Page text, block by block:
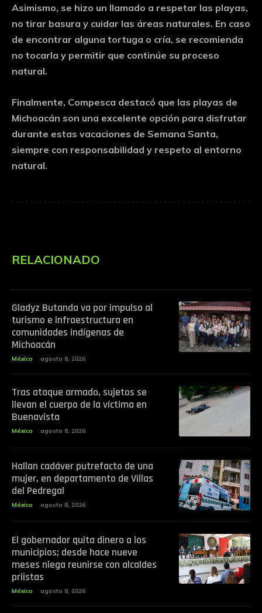
Asimismo, se hizo un llamado a respetar las playas,
no tirar basura y cuidar las áreas naturales. En caso
de encontrar alguna tortuga o cría, se recomienda
no tocarla y permitir que continúe su proceso
natural.
Finalmente, Compesca destacó que las playas de
Michoacán son una excelente opción para disfrutar
durante estas vacaciones de Semana Santa,
siempre con responsabilidad y respeto al entorno
natural.
RELACIONADO
Gladyz Butanda va por impulso al
turismo e infraestructura en
comunidades indígenas de
Michoacán
México agosto 8, 2026
Tras ataque armado, sujetos se
llevan el cuerpo de la víctima en
Buenavista
México agosto 8, 2026
Hallan cadáver putrefacto de una
mujer, en departamento de Villas
del Pedregal
México agosto 8, 2026
El gobernador quita dinero a los
municipios; desde hace nueve
meses niega reunirse con alcaldes
priistas
México agosto 8, 2026